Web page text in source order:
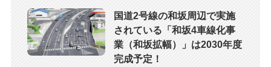
国道2号線の和坂周辺で実施
されている「和坂4車線化事
業（和坂拡幅）」は2030年度
完成予定！